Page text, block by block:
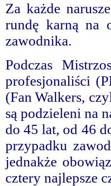
Za każde
rundę karną na
zawodnika.
Podczas
profesjonaliści
(Fan Walkers,
są podzieleni na
do 45 lat, od 46
przypadku
jednakże
cztery najlepsze